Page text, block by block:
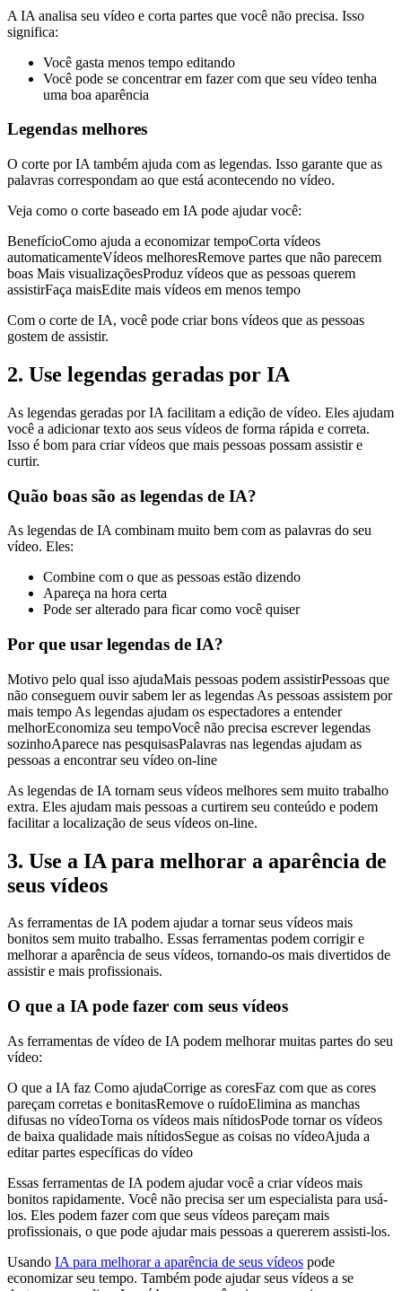
A IA analisa seu vídeo e corta partes que você não precisa. Isso
significa:
Você gasta menos tempo editando
Você pode se concentrar em fazer com que seu vídeo tenha
uma boa aparência
Legendas melhores
O corte por IA também ajuda com as legendas. Isso garante que as
palavras correspondam ao que está acontecendo no vídeo.
Veja como o corte baseado em IA pode ajudar você:
BenefícioComo ajuda a economizar tempoCorta vídeos
automaticamenteVídeos melhoresRemove partes que não parecem
boas Mais visualizaçõesProduz vídeos que as pessoas querem
assistirFaça maisEdite mais vídeos em menos tempo
Com o corte de IA, você pode criar bons vídeos que as pessoas
gostem de assistir.
2. Use legendas geradas por IA
As legendas geradas por IA facilitam a edição de vídeo. Eles ajudam
você a adicionar texto aos seus vídeos de forma rápida e correta.
Isso é bom para criar vídeos que mais pessoas possam assistir e
curtir.
Quão boas são as legendas de IA?
As legendas de IA combinam muito bem com as palavras do seu
vídeo. Eles:
Combine com o que as pessoas estão dizendo
Apareça na hora certa
Pode ser alterado para ficar como você quiser
Por que usar legendas de IA?
Motivo pelo qual isso ajudaMais pessoas podem assistirPessoas que
não conseguem ouvir sabem ler as legendas As pessoas assistem por
mais tempo As legendas ajudam os espectadores a entender
melhorEconomiza seu tempoVocê não precisa escrever legendas
sozinhoAparece nas pesquisasPalavras nas legendas ajudam as
pessoas a encontrar seu vídeo on-line
As legendas de IA tornam seus vídeos melhores sem muito trabalho
extra. Eles ajudam mais pessoas a curtirem seu conteúdo e podem
facilitar a localização de seus vídeos on-line.
3. Use a IA para melhorar a aparência de
seus vídeos
As ferramentas de IA podem ajudar a tornar seus vídeos mais
bonitos sem muito trabalho. Essas ferramentas podem corrigir e
melhorar a aparência de seus vídeos, tornando-os mais divertidos de
assistir e mais profissionais.
O que a IA pode fazer com seus vídeos
As ferramentas de vídeo de IA podem melhorar muitas partes do seu
vídeo:
O que a IA faz Como ajudaCorrige as coresFaz com que as cores
pareçam corretas e bonitasRemove o ruídoElimina as manchas
difusas no vídeoTorna os vídeos mais nítidosPode tornar os vídeos
de baixa qualidade mais nítidosSegue as coisas no vídeoAjuda a
editar partes específicas do vídeo
Essas ferramentas de IA podem ajudar você a criar vídeos mais
bonitos rapidamente. Você não precisa ser um especialista para usá-
los. Eles podem fazer com que seus vídeos pareçam mais
profissionais, o que pode ajudar mais pessoas a quererem assisti-los.
Usando IA para melhorar a aparência de seus vídeos pode
economizar seu tempo. Também pode ajudar seus vídeos a se